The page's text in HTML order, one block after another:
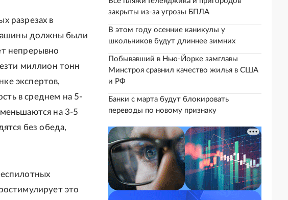
разрезах в
машины должны были
непрерывно
миллион тонн
экспертов,
в среднем на 5-
на 3-5
без обеда,
это
закрыты из-за угрозы БПЛА
В этом году осенние каникулы у
школьников будут длиннее зимних
Побывавший в Нью-Йорке замглавы
Минстроя сравнил качество жилья в США
и РФ
Банки с марта будут блокировать
переводы по новому признаку